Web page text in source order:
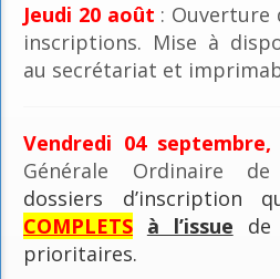
Jeudi 20 août : Ouverture
inscriptions. Mise à
au secrétariat et
Vendredi 04
Générale Ordinaire de
dossiers d’inscription
COMPLETS à l’issue de
prioritaires.